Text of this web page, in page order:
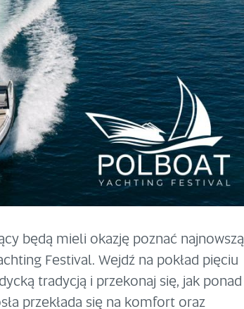
będą mieli okazję poznać najnowszą
Festival. Wejdź na pokład pięciu
tradycją i przekonaj się, jak ponad
przekłada się na komfort oraz